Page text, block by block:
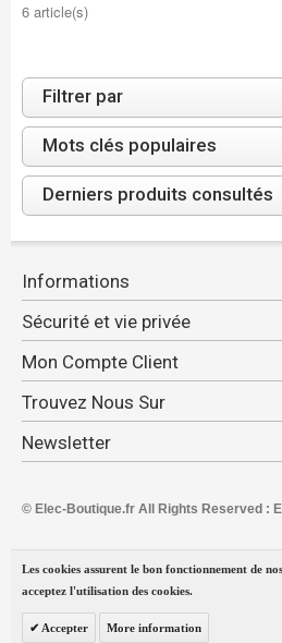
6 article(s)
Filtrer par
Mots clés populaires
Derniers produits consultés
Informations
Sécurité et vie privée
Mon Compte Client
Trouvez Nous Sur
Newsletter
© Elec-Boutique.fr All Rights Reserved :
Les cookies assurent le bon fonctionnement de
acceptez l'utilisation des cookies.
Accepter More information